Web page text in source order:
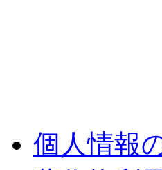
個人情報